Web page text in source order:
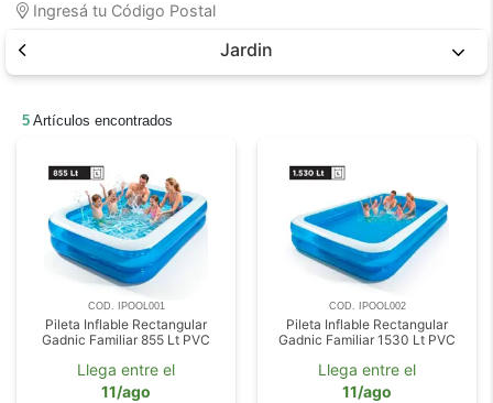
Ingresá tu Código Postal
Jardin
5 Artículos encontrados
COD. IPOOL001
Pileta Inflable Rectangular
Gadnic Familiar 855 Lt PVC
Llega entre el
11/ago
COD. IPOOL002
Pileta Inflable Rectangular
Gadnic Familiar 1530 Lt PVC
Llega entre el
11/ago